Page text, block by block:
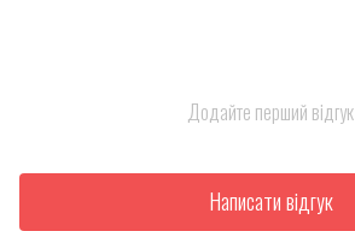
Додайте перший відгук
Написати відгук